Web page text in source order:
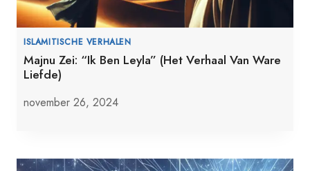
ISLAMITISCHE VERHALEN
Majnu Zei: “Ik Ben Leyla” (Het Verhaal Van Ware
Liefde)
november 26, 2024